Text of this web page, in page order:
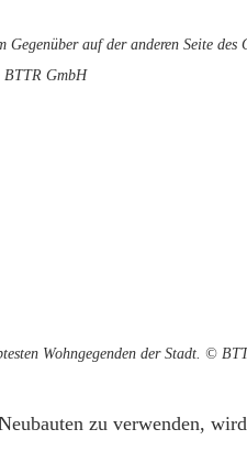
Gegenüber auf der anderen Seite
BTTR GmbH
Wohngegenden der Stadt. ©
zu verwenden,